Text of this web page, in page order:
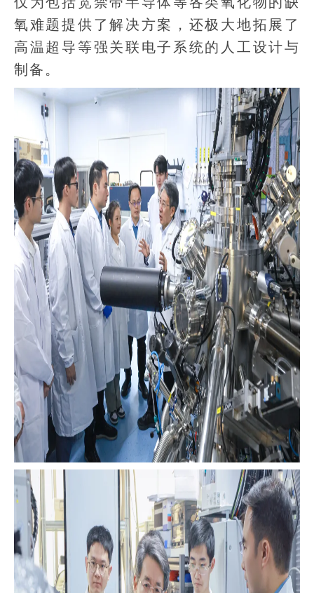
氧难题提供了解决方案，还极大地拓展了
高温超导等强关联电子系统的人工设计与
制备。